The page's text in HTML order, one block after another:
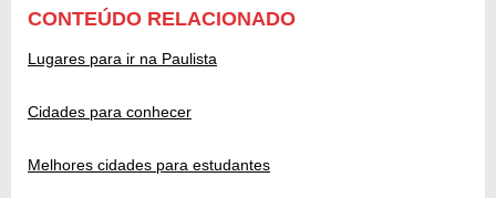
CONTEÚDO RELACIONADO
Lugares para ir na Paulista
Cidades para conhecer
Melhores cidades para estudantes